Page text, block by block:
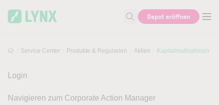
Suche nach Hilfe oder Info
Depot eröffnen
Service Center Produkte & Regularien Aktien Kapitalmaßnahmen
Login
Navigieren zum Corporate Action Manager